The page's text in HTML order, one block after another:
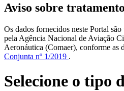
Aviso sobre
Os dados fornecidos neste Portal
pela Agência Nacional de Aviação
Aeronáutica (Comaer), conforme as
Conjunta nº 1/2019 .
Selecione o tipo